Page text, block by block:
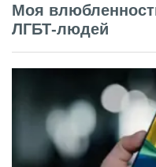
Моя
ЛГБТ-людей